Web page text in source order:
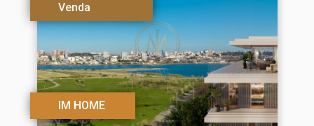
Venda
IM HOME